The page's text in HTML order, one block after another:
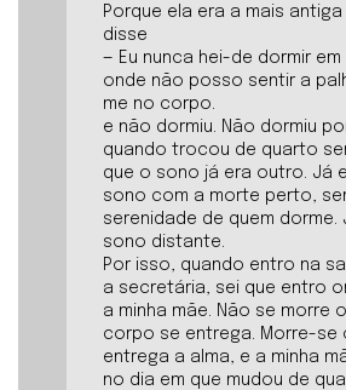
Porque ela era a mais
disse
— Eu nunca hei-de dormir
onde não posso sentir a
me no corpo.
e não dormiu. Não dormiu
quando trocou de quarto
que o sono já era outro. Já
sono com a morte perto,
serenidade de quem dorme.
sono distante.
Por isso, quando entro na
a secretária, sei que entro
a minha mãe. Não se morre
corpo se entrega. Morre-se
entrega a alma, e a minha
no dia em que mudou de